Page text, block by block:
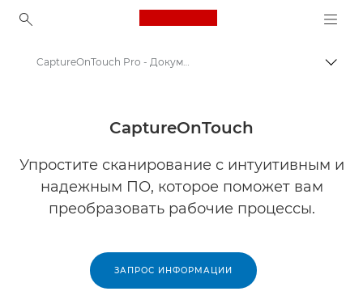
Canon Logo, back to
Решения и услуги
Программное обеспечение для бизнеса
CaptureOnTouch Pro - Документные сканеры
CaptureOnTouch
Упростите сканирование с интуитивным и
надежным ПО, которое поможет вам
преобразовать рабочие процессы.
ЗАПРОС ИНФОРМАЦИИ